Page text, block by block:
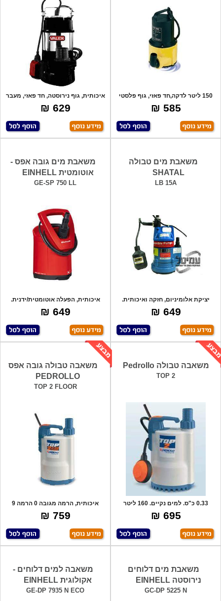
150 ליטר לדקה,חד פאזי, גוף פלסטי
איכותי
585 ₪
איכותית, גוף נירוסטה, חד פאזי, מעבר
חופש
629 ₪
משאבת מים טבולה
SHATAL
LB 15A
יציקת אלומיניום, חזקה ואיכותית.
כולל מצו
649 ₪
משאבת מים גובה אפס -
אוטומטית EINHELL
GE-SP 750 LL
איכותית, הפעלה אוטומטית/ידנית.
במצב אוטו
649 ₪
משאבה טבולה Pedrollo
TOP 2
0.33 כ"ס. למים נקיים. 160 ליטר
לדקה.מתאי
695 ₪
משאבה טבולה גובה אפס
PEDROLLO
TOP 2 FLOOR
איכותית, הרמה מגובה 0 הרמה 9
מטר ללא מצו
759 ₪
משאבת מים דלוחים
נירוסטה EINHELL
GC-DP 5225 N
משאבה למים דלוחים -
אקולוגית EINHELL
GE-DP 7935 N ECO